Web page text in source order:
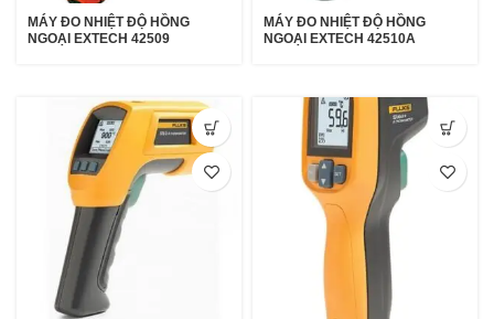
MÁY ĐO NHIỆT ĐỘ HỒNG
NGOẠI EXTECH 42509
MÁY ĐO NHIỆT ĐỘ HỒNG
NGOẠI EXTECH 42510A